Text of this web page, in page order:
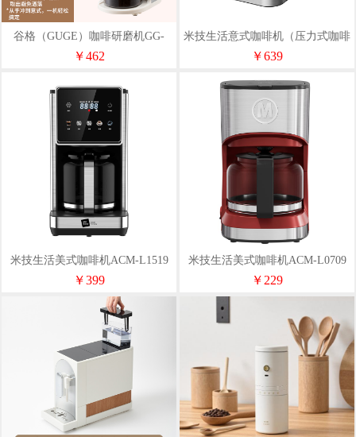
谷格（GUGE）咖啡研磨机GG-
67K
￥462
米技生活意式咖啡机（压力式咖啡
机）CM-L1506
￥639
米技生活美式咖啡机ACM-L1519
￥399
米技生活美式咖啡机ACM-L0709
￥229